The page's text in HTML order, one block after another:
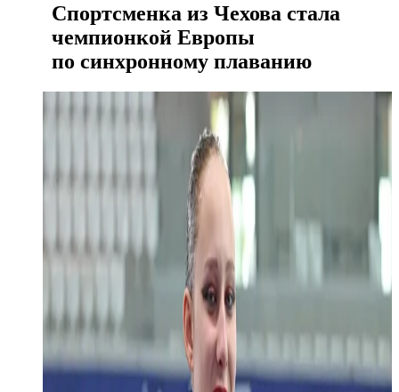
Спортсменка из Чехова стала
чемпионкой Европы
по синхронному плаванию